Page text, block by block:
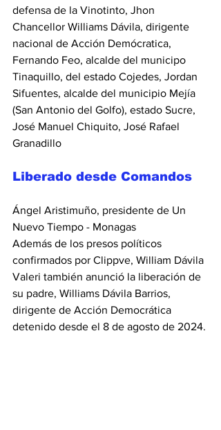
defensa de la Vinotinto, Jhon
Chancellor Williams Dávila, dirigente
nacional de Acción Demócratica,
Fernando Feo, alcalde del municipo
Tinaquillo, del estado Cojedes, Jordan
Sifuentes, alcalde del municipio Mejía
(San Antonio del Golfo), estado Sucre,
José Manuel Chiquito, José Rafael
Granadillo
Liberado desde Comandos
Ángel Aristimuño, presidente de Un
Nuevo Tiempo - Monagas
Además de los presos políticos
confirmados por Clippve, William Dávila
Valeri también anunció la liberación de
su padre, Williams Dávila Barrios,
dirigente de Acción Democrática
detenido desde el 8 de agosto de 2024.